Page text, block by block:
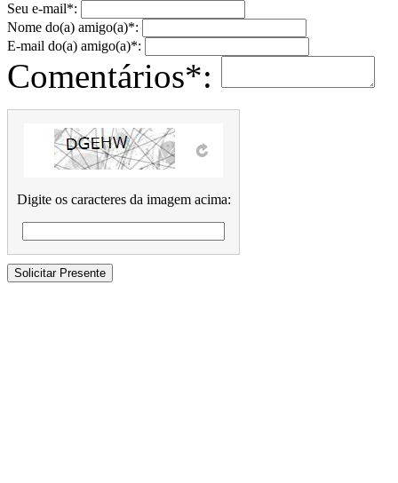
Seu e-mail*:
Nome do(a) amigo(a)*:
E-mail do(a) amigo(a)*:
Comentários*:
Digite os caracteres da imagem acima: